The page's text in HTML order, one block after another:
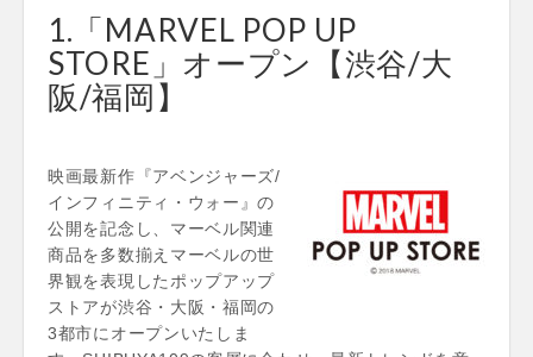
1.「MARVEL POP UP
STORE」オープン【渋谷/大
阪/福岡】
映画最新作『アベンジャーズ/
インフィニティ・ウォー』の
公開を記念し、マーベル関連
商品を多数揃えマーベルの世
界観を表現したポップアップ
ストアが渋谷・大阪・福岡の
3都市にオープンいたしま